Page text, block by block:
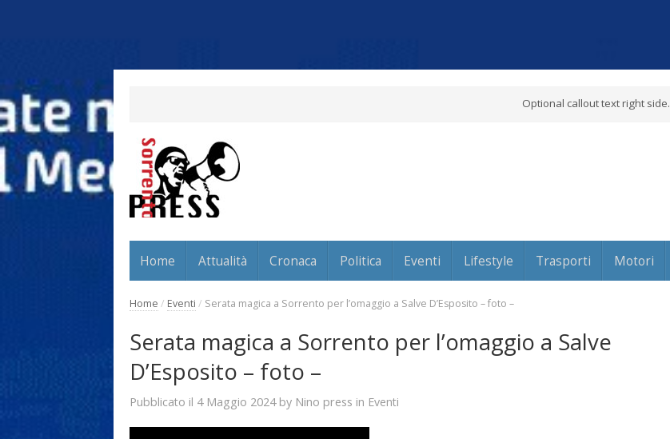
Optional callout text right side.
Home Attualità Cronaca Politica Eventi Lifestyle Trasporti Motori
Home / Eventi / Serata magica a Sorrento per l’omaggio a Salve D’Esposito – foto –
Serata magica a Sorrento per l’omaggio a Salve
D’Esposito – foto –
Pubblicato il 4 Maggio 2024by Nino press in Eventi